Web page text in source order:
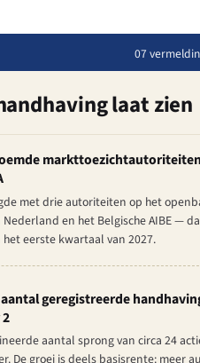
07
laat zien
met drie autoriteiten op het
Nederland en het Belgische AIBE —
eerste kwartaal van 2027.
geregistreerde
aantal sprong van circa 24